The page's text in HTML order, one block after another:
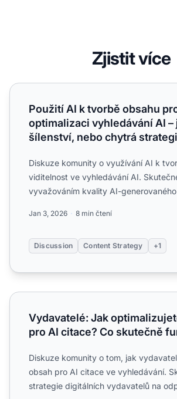
Zjistit více
Použití AI k tvorbě obsahu pro
Použití AI k tvorbě obsahu
optimalizaci vyhledávání AI –
šílenství, nebo chytrá
Diskuze komunity o využívání AI k
viditelnost ve vyhledávání AI.
vyvažováním kvality AI-
Jan 3, 2026 8 min čtení
Discussion Content Strategy +1
Vydavatelé: Jak optimalizujete obsah
Vydavatelé: Jak
pro AI citace? Co skutečně
Diskuze komunity o tom, jak
obsah pro AI citace ve vyhledávání.
strategie digitálních vydavatelů na